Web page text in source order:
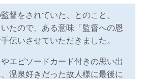
督をされていた、とのこと。
たので、ある意味「監督への恩
伝いさせていただきました。
エピソードカード付きの思い出
温泉好きだった故人様に最後に